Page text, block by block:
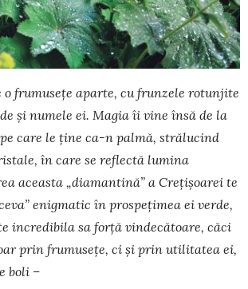
o frumusețe aparte, cu frunzele rotunjite
și numele ei. Magia îi vine însă de la
care le ține ca-n palmă, strălucind
în care se reflectă lumina
aceasta „diamantină” a Creți­șoarei te
enigmatic în prospețimea ei verde,
incredibila sa forță vindecătoare, căci
prin frumusețe, ci și prin utilitatea ei,
boli –